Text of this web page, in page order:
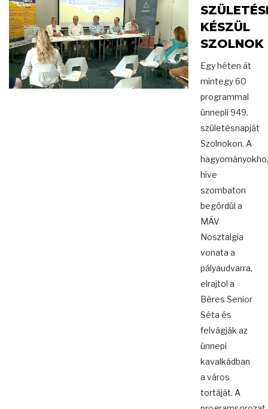
KÉSZÜL
SZOLNOK
Egy héten át
mintegy 60
programmal
ünnepli 949.
születésnapját
Szolnokon. A
híve
szombaton
begördül a
MÁV
Nosztalgia
vonata a
pályaudvarra,
elrajtol a
Béres Senior
Séta és
felvágják az
ünnepi
kavalkádban
a város
tortáját. A